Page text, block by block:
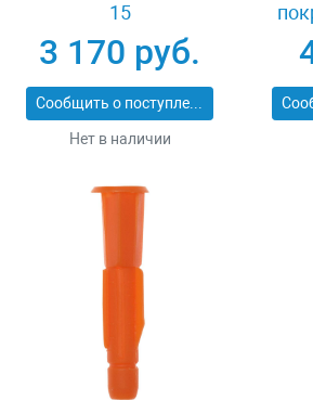
15
3 170 руб.
Сообщить о поступлении
Нет в наличии